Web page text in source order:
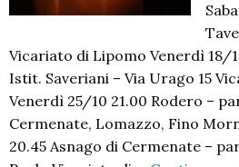
Vicariato di Lipomo Venerdì 18/
Istit. Saveriani – Via Urago 15
Venerdì 25/10 21.00 Rodero –
Cermenate, Lomazzo, Fino
20.45 Asnago di Cermenate –